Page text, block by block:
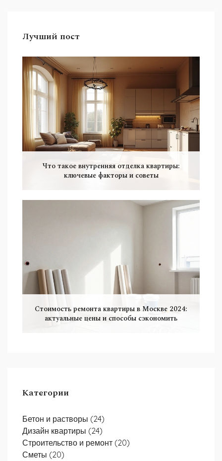
Лучший пост
Что такое внутренняя отделка квартиры:
ключевые факторы и советы
Стоимость ремонта квартиры в Москве 2024:
актуальные цены и способы сэкономить
Категории
Бетон и растворы (24)
Дизайн квартиры (24)
Строительство и ремонт (20)
Сметы (20)